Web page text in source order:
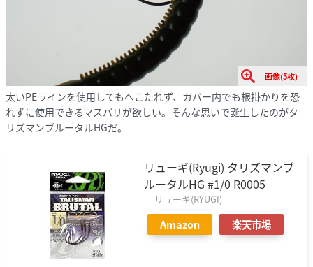
画像(5枚)
太いPEラインを使用してもへこたれず、カバー内でも根掛かりを恐
れずに使用できるマスバリが欲しい。そんな思いで誕生したのがタ
リズマンブルータルHGだ。
リューギ(Ryugi) タリズマンブ
ルータルHG #1/0 R0005
リューギ(RYUGI)
Amazon 楽天市場